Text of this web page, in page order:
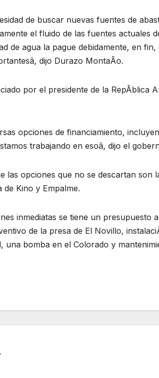
de buscar nuevas fuentes de
el fluido de las fuentes actuales
de agua la pague debidamente, en
dijo Durazo MontaÃo.
por el presidente de la RepÃblica
opciones de financiamiento,
trabajando en esoâ, dijo el
las opciones que no se descartan son
de Kino y Empalme.
inmediatas se tiene un presupuesto
de la presa de El Novillo,
una bomba en el Colorado y